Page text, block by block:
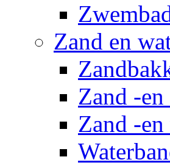
Zand en
Zand -en
Zand -